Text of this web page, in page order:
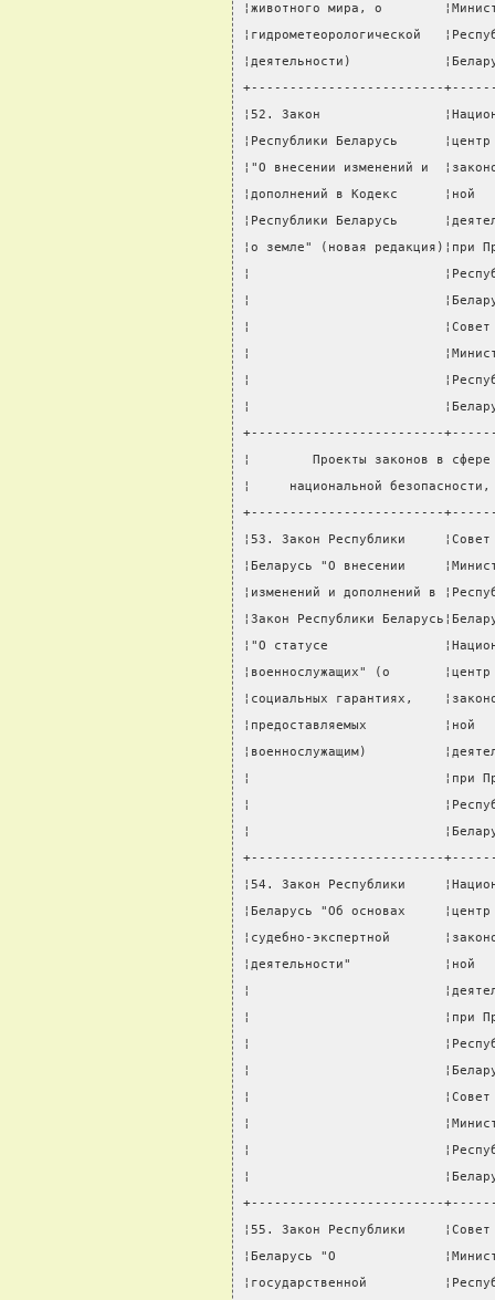
¦животного мира, о
¦гидрометеорологической
¦деятельности)
+-------------------------
¦52. Закон
¦Республики Беларусь
¦"О внесении изменений и
¦дополнений в Кодекс
¦Республики Беларусь
¦о земле" (новая
¦
¦
¦
¦
¦
¦
+-------------------------
¦        Проекты законов в
¦     национальной
+-------------------------
¦53. Закон Республики
¦Беларусь "О внесении
¦изменений и дополнений в
¦Закон Республики
¦"О статусе
¦военнослужащих" (о
¦социальных гарантиях,
¦предоставляемых
¦военнослужащим)
¦                         ¦при
¦
¦
+-------------------------
¦54. Закон Республики
¦Беларусь "Об основах
¦судебно-экспертной
¦деятельности"
¦
¦                         ¦при
¦
¦
¦
¦
¦
¦
+-------------------------
¦55. Закон Республики
¦Беларусь "О
¦государственной